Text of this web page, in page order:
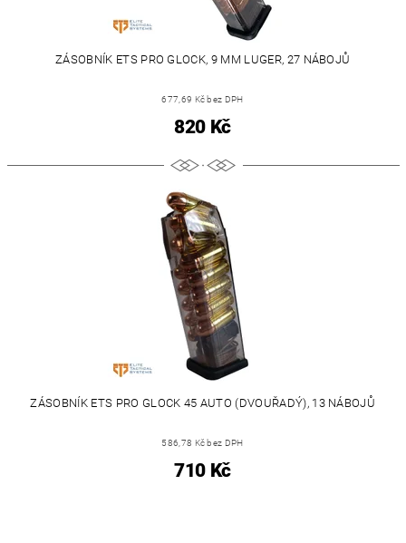
ZÁSOBNÍK ETS PRO GLOCK, 9 MM LUGER, 27 NÁBOJŮ
677,69 Kč bez DPH
820 Kč
ZÁSOBNÍK ETS PRO GLOCK 45 AUTO (DVOUŘADÝ), 13 NÁBOJŮ
586,78 Kč bez DPH
710 Kč